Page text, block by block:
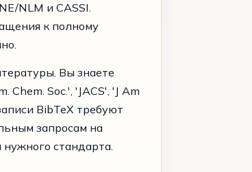
NLM и CASSI.
к полному
Вы знаете
Soc.', 'JACS', 'J Am
BibTeX требуют
запросам на
стандарта.